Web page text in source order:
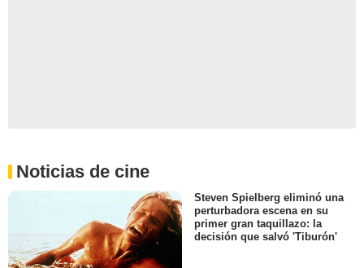
Noticias de cine
Steven Spielberg eliminó una
perturbadora escena en su
primer gran taquillazo: la
decisión que salvó 'Tiburón'